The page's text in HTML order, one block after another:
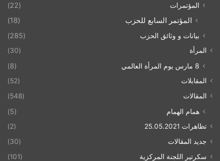
المؤتمرات
(22)
المؤتمر السابع للحزب (18)
بيانات و وثائق الحزب (285)
المرأة (30)
8 مارس يوم المرأة العالمي (8)
المقابلات
(52)
المقالات
(548)
همام الهمام (5)
تظاهرات 25.05.2021
(2)
جديد المقالات
(30)
سكرتير اللجنة المركزية
(101)